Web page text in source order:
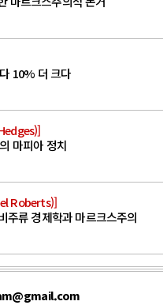
10% 더 크다
마피아 정치
Roberts)]
주류 경제학과 마르크스주의